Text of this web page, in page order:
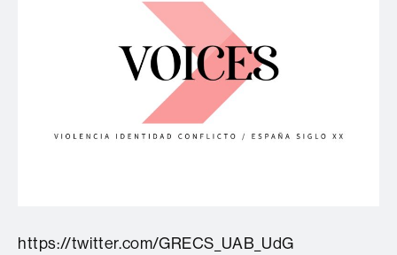
https://twitter.com/GRECS_UAB_UdG